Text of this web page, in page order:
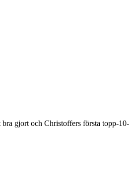
gjort och Christoffers första topp-10-